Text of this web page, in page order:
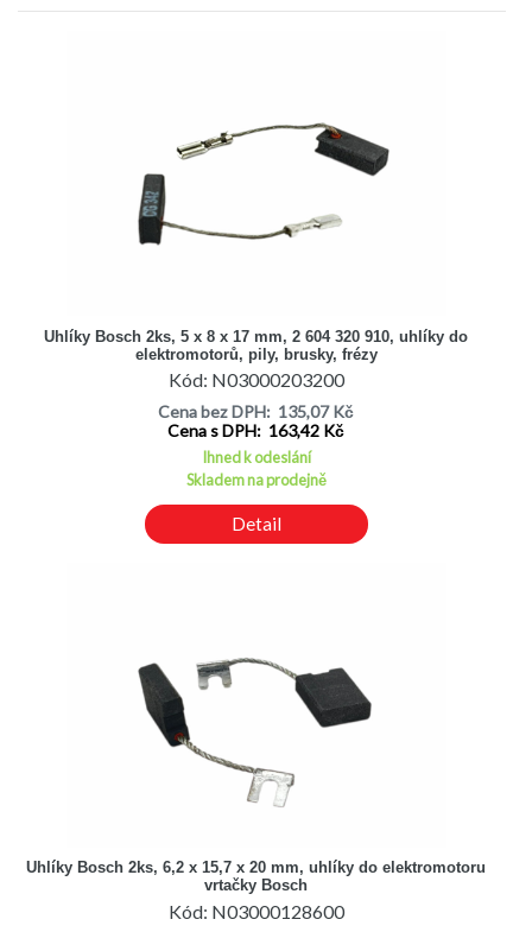
Uhlíky Bosch 2ks, 5 x 8 x 17 mm, 2 604 320 910, uhlíky do
elektromotorů, pily, brusky, frézy
Kód: N03000203200
Cena bez DPH: 135,07 Kč
Cena s DPH: 163,42 Kč
Ihned k odeslání
Skladem na prodejně
Detail
Uhlíky Bosch 2ks, 6,2 x 15,7 x 20 mm, uhlíky do elektromotoru
vrtačky Bosch
Kód: N03000128600